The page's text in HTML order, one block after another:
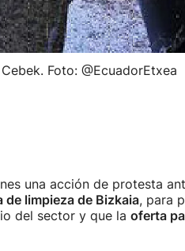
Foto: @EcuadorEtxea
una acción de protesta
limpieza de Bizkaia, para
del sector y que la oferta